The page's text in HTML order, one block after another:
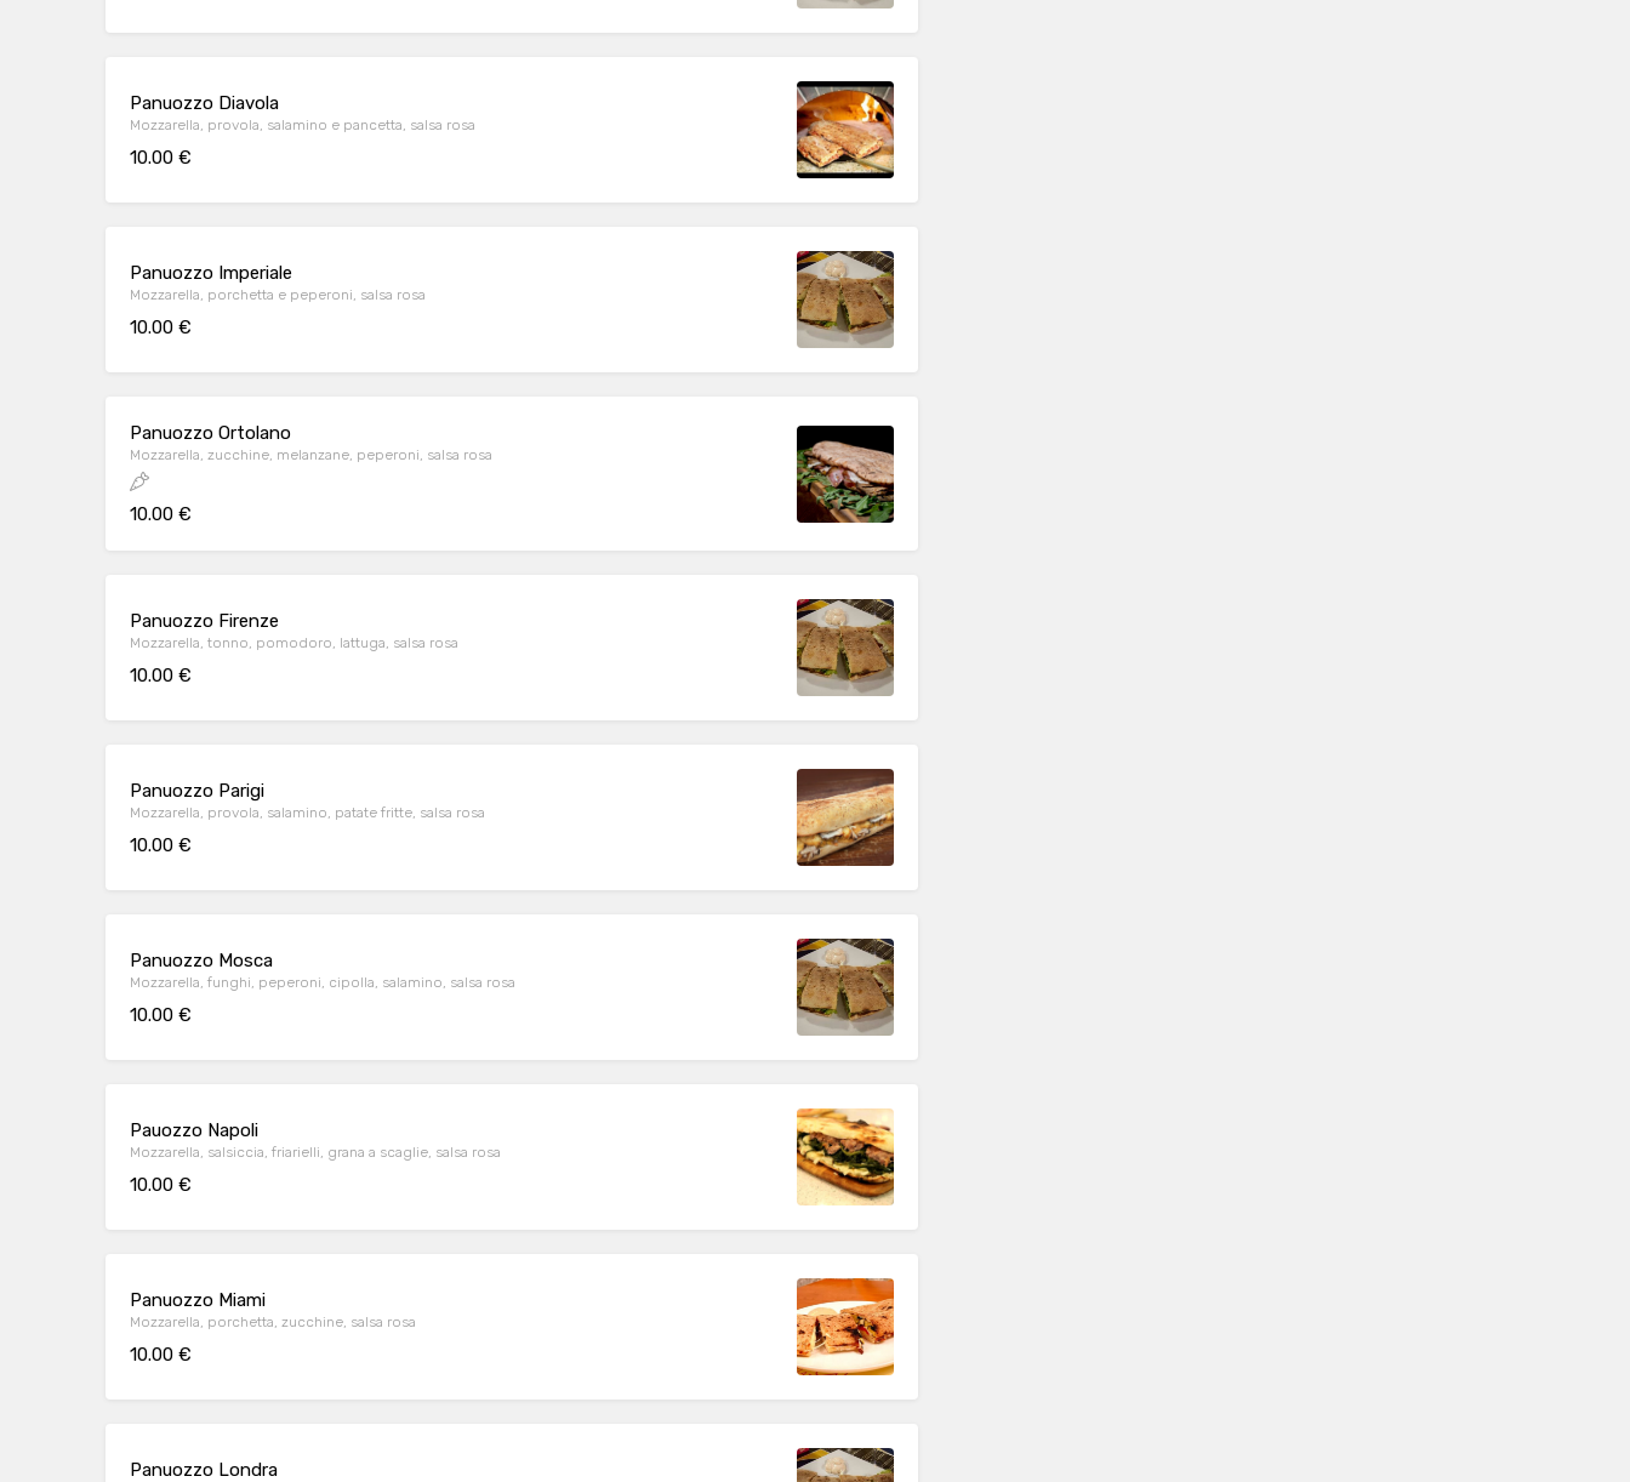
Panuozzo Diavola
Mozzarella, provola, salamino e pancetta, salsa rosa
10.00 €
Panuozzo Imperiale
Mozzarella, porchetta e peperoni, salsa rosa
10.00 €
Panuozzo Ortolano
Mozzarella, zucchine, melanzane, peperoni, salsa rosa
10.00 €
Panuozzo Firenze
Mozzarella, tonno, pomodoro, lattuga, salsa rosa
10.00 €
Panuozzo Parigi
Mozzarella, provola, salamino, patate fritte, salsa rosa
10.00 €
Panuozzo Mosca
Mozzarella, funghi, peperoni, cipolla, salamino, salsa rosa
10.00 €
Pauozzo Napoli
Mozzarella, salsiccia, friarielli, grana a scaglie, salsa rosa
10.00 €
Panuozzo Miami
Mozzarella, porchetta, zucchine, salsa rosa
10.00 €
Panuozzo Londra